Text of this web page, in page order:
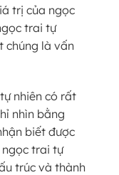
trị của ngọc
trai tự
chúng là vấn
nhiên có rất
nhìn bằng
biết được
trai tự
trúc và thành